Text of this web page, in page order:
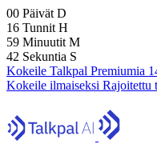
00 Päivät D
16 Tunnit H
59 Minuutit M
40 Sekuntia S
Kokeile Talkpal Premiumia
Kokeile ilmaiseksi Rajoitettu